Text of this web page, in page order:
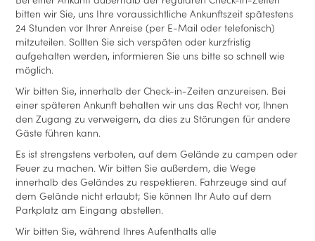
bitten wir Sie, uns Ihre voraussichtliche Ankunftszeit spätestens
24 Stunden vor Ihrer Anreise (per E-Mail oder telefonisch)
mitzuteilen. Sollten Sie sich verspäten oder kurzfristig
aufgehalten werden, informieren Sie uns bitte so schnell wie
möglich.
Wir bitten Sie, innerhalb der Check-in-Zeiten anzureisen. Bei
einer späteren Ankunft behalten wir uns das Recht vor, Ihnen
den Zugang zu verweigern, da dies zu Störungen für andere
Gäste führen kann.
Es ist strengstens verboten, auf dem Gelände zu campen oder
Feuer zu machen. Wir bitten Sie außerdem, die Wege
innerhalb des Geländes zu respektieren. Fahrzeuge sind auf
dem Gelände nicht erlaubt; Sie können Ihr Auto auf dem
Parkplatz am Eingang abstellen.
Wir bitten Sie, während Ihres Aufenthalts alle